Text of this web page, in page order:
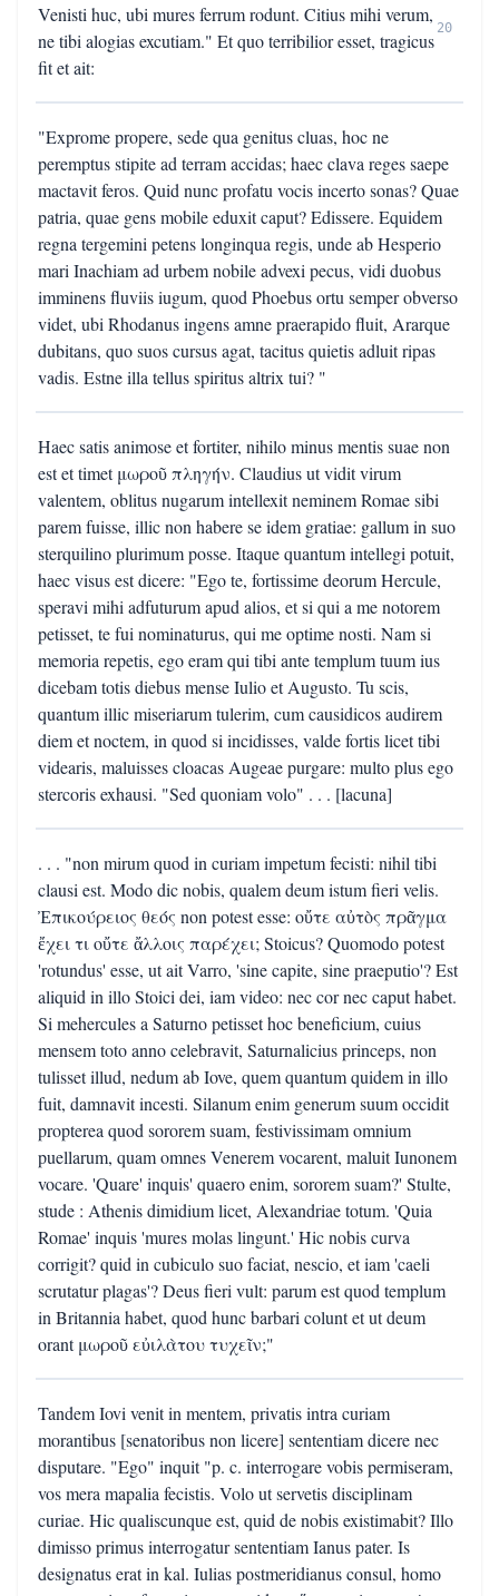
Venisti huc, ubi mures ferrum rodunt. Citius mihi verum,
ne tibi alogias excutiam." Et quo terribilior esset, tragicus
fit et ait:
20
"Exprome propere, sede qua genitus cluas, hoc ne
peremptus stipite ad terram accidas; haec clava reges saepe
mactavit feros. Quid nunc profatu vocis incerto sonas? Quae
patria, quae gens mobile eduxit caput? Edissere. Equidem
regna tergemini petens longinqua regis, unde ab Hesperio
mari Inachiam ad urbem nobile advexi pecus, vidi duobus
imminens fluviis iugum, quod Phoebus ortu semper obverso
videt, ubi Rhodanus ingens amne praerapido fluit, Ararque
dubitans, quo suos cursus agat, tacitus quietis adluit ripas
vadis. Estne illa tellus spiritus altrix tui? "
Haec satis animose et fortiter, nihilo minus mentis suae non
est et timet μωροῦ πληγήν. Claudius ut vidit virum
valentem, oblitus nugarum intellexit neminem Romae sibi
parem fuisse, illic non habere se idem gratiae: gallum in suo
sterquilino plurimum posse. Itaque quantum intellegi potuit,
haec visus est dicere: "Ego te, fortissime deorum Hercule,
speravi mihi adfuturum apud alios, et si qui a me notorem
petisset, te fui nominaturus, qui me optime nosti. Nam si
memoria repetis, ego eram qui tibi ante templum tuum ius
dicebam totis diebus mense Iulio et Augusto. Tu scis,
quantum illic miseriarum tulerim, cum causidicos audirem
diem et noctem, in quod si incidisses, valde fortis licet tibi
videaris, maluisses cloacas Augeae purgare: multo plus ego
stercoris exhausi. "Sed quoniam volo" . . . [lacuna]
. . . "non mirum quod in curiam impetum fecisti: nihil tibi
clausi est. Modo dic nobis, qualem deum istum fieri velis.
Ἐπικούρειος θεός non potest esse: οὔτε αὐτὸς πρᾶγμα
ἔχει τι οὔτε ἄλλοις παρέχει; Stoicus? Quomodo potest
'rotundus' esse, ut ait Varro, 'sine capite, sine praeputio'? Est
aliquid in illo Stoici dei, iam video: nec cor nec caput habet.
Si mehercules a Saturno petisset hoc beneficium, cuius
mensem toto anno celebravit, Saturnalicius princeps, non
tulisset illud, nedum ab Iove, quem quantum quidem in illo
fuit, damnavit incesti. Silanum enim generum suum occidit
propterea quod sororem suam, festivissimam omnium
puellarum, quam omnes Venerem vocarent, maluit Iunonem
vocare. 'Quare' inquis' quaero enim, sororem suam?' Stulte,
stude : Athenis dimidium licet, Alexandriae totum. 'Quia
Romae' inquis 'mures molas lingunt.' Hic nobis curva
corrigit? quid in cubiculo suo faciat, nescio, et iam 'caeli
scrutatur plagas'? Deus fieri vult: parum est quod templum
in Britannia habet, quod hunc barbari colunt et ut deum
orant μωροῦ εὐιλὰτου τυχεῖν;"
Tandem Iovi venit in mentem, privatis intra curiam
morantibus [senatoribus non licere] sententiam dicere nec
disputare. "Ego" inquit "p. c. interrogare vobis permiseram,
vos mera mapalia fecistis. Volo ut servetis disciplinam
curiae. Hic qualiscunque est, quid de nobis existimabit? Illo
dimisso primus interrogatur sententiam Ianus pater. Is
designatus erat in kal. Iulias postmeridianus consul, homo